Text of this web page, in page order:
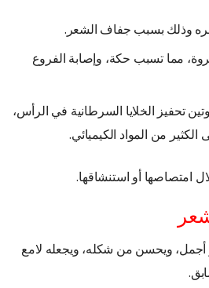
وذلك بسبب جفاف الشعر.
مما تسبب حكة، وإصابة الفروع
تحفيز الخلايا السرطانية في الرأس،
من المواد الكيميائي.
امتصاصها أو استنشاقها.
ويحسن من شكله، ويجعله لامع